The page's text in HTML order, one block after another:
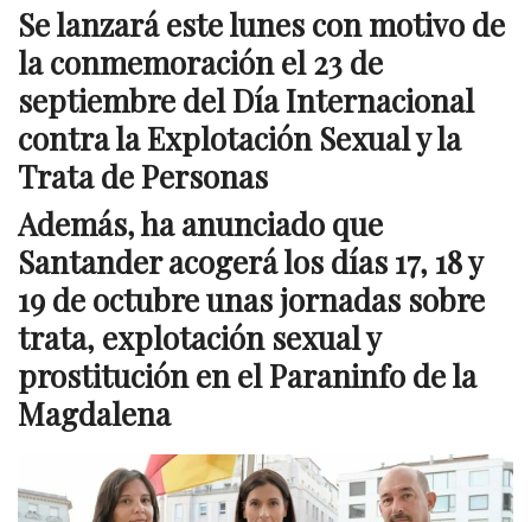
Se lanzará este lunes con motivo de
la conmemoración el 23 de
septiembre del Día Internacional
contra la Explotación Sexual y la
Trata de Personas
Además, ha anunciado que
Santander acogerá los días 17, 18 y
19 de octubre unas jornadas sobre
trata, explotación sexual y
prostitución en el Paraninfo de la
Magdalena